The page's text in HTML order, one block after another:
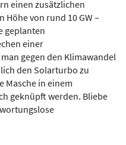
einen zusätzlichen
von rund 10 GW –
geplanten
einer
gegen den Klimawandel
den Solarturbo zu
Masche in einem
geknüpft werden. Bliebe